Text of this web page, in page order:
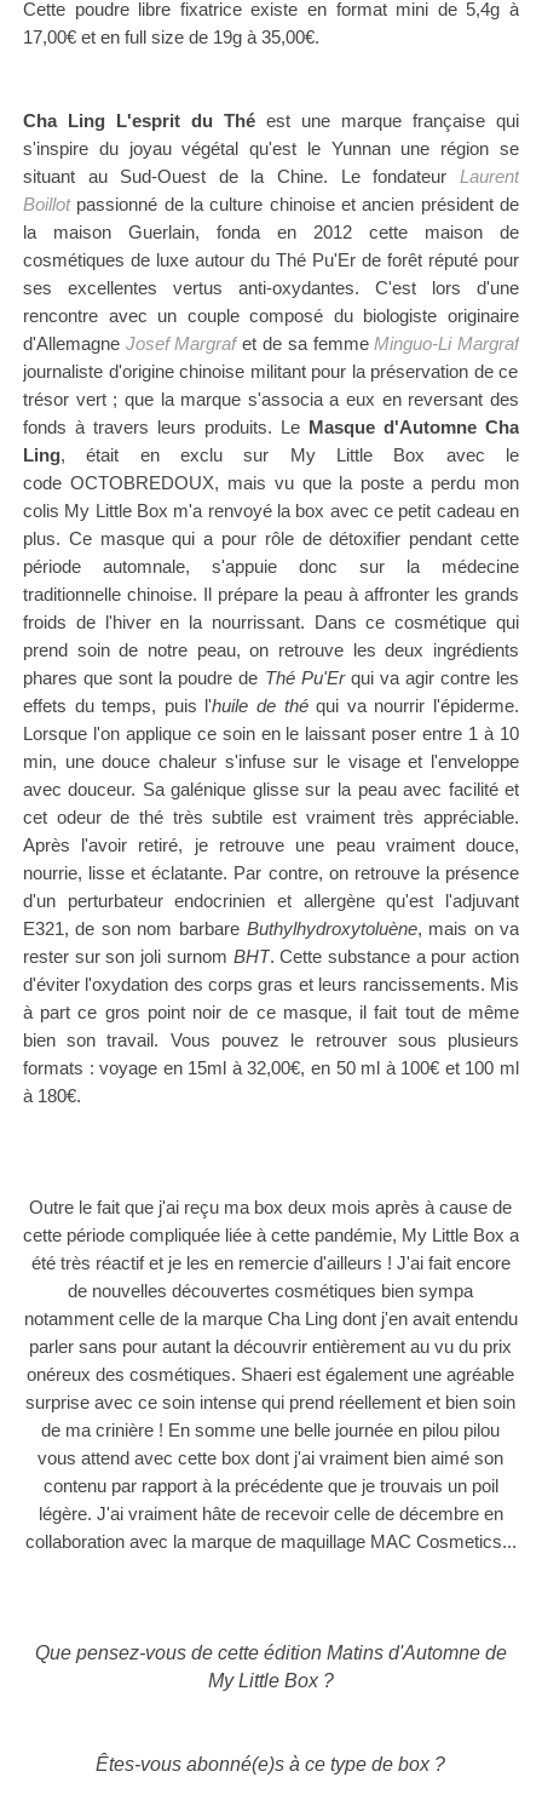
Cette poudre libre fixatrice existe en format mini de 5,4g à
17,00€ et en full size de 19g à 35,00€.
Cha Ling L'esprit du Thé est une marque française qui
s'inspire du joyau végétal qu'est le Yunnan une région se
situant au Sud-Ouest de la Chine. Le fondateurLaurent
Boillot passionné de la culture chinoise etancien président de
la maison Guerlain, fonda en 2012 cette maison de
cosmétiques de luxe autour du Thé Pu'Er de forêt réputé pour
ses excellentes vertus anti-oxydantes. C'est lors d'une
rencontre avec un couple composé du biologiste originaire
d'Allemagne Josef Margrafet de sa femmeMinguo-Li Margraf
journaliste d'origine chinoise militant pour la préservation de ce
trésor vert ; que la marque s'associa a eux en reversant des
fonds à travers leurs produits. Le Masque d'Automne Cha
Ling, était en exclu sur My Little Box avec le
code OCTOBREDOUX, mais vu que la poste a perdu mon
colis My Little Box m'a renvoyé la box avecce petit cadeauen
plus. Ce masque qui a pour rôle de détoxifier pendant cette
période automnale, s'appuie donc sur la médecine
traditionnelle chinoise. Il prépare la peau à affronter les grands
froids de l'hiver en la nourrissant. Dans ce cosmétique qui
prend soin de notre peau, on retrouve les deux ingrédients
phares que sont la poudre de Thé Pu'Erqui va agir contre les
effets du temps, puis l'huile de théqui va nourrir l'épiderme.
Lorsque l'on applique ce soin en le laissant poser entre 1 à 10
min, une douce chaleur s'infuse sur le visage et l'enveloppe
avec douceur. Sa galénique glisse sur la peau avec facilité et
cet odeur de thé très subtile est vraiment très appréciable.
Après l'avoir retiré, je retrouve une peau vraiment douce,
nourrie, lisse et éclatante. Par contre, on retrouve la présence
d'un perturbateur endocrinien et allergène qu'est l'adjuvant
E321, de son nom barbare Buthylhydroxytoluène, mais on va
rester sur son joli surnom BHT. Cette substance a pour action
d'éviter l'oxydation des corps gras et leurs rancissements. Mis
à part ce gros point noir de ce masque, il fait tout de même
bien son travail. Vous pouvez le retrouver sous plusieurs
formats : voyage en 15ml à 32,00€, en 50 ml à 100€ et 100 ml
à 180€.
Outre le fait que j'ai reçu ma box deux mois après à cause de
cette période compliquée liée à cette pandémie, My Little Box a
été très réactif et je les en remercie d'ailleurs ! J'ai fait encore
de nouvelles découvertes cosmétiques bien sympa
notamment celle de la marque Cha Ling dont j'en avait entendu
parler sans pour autant la découvrir entièrement au vu du prix
onéreux des cosmétiques. Shaeri est également une agréable
surprise avec ce soin intense qui prend réellement et bien soin
de ma crinière ! En somme une belle journée en pilou pilou
vous attend avec cette box dont j'ai vraiment bien aimé son
contenu par rapport à la précédente que je trouvais un poil
légère. J'ai vraiment hâte de recevoir celle de décembre en
collaboration avec la marque de maquillage MAC Cosmetics...
Que pensez-vous de cette édition Matins d'Automne de
My Little Box ?
Êtes-vous abonné(e)s à ce type de box ?